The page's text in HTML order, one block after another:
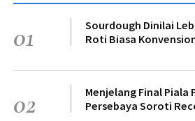
01
Sourdough Dinilai
Roti Biasa
02
Menjelang Final Piala
Persebaya Soroti